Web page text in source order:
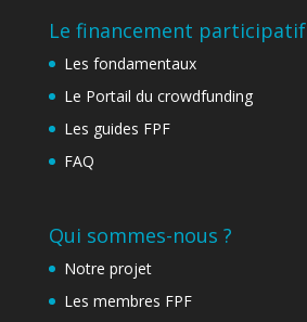
Le financement participatif
Les fondamentaux
Le Portail du crowdfunding
Les guides FPF
FAQ
Qui sommes-nous ?
Notre projet
Les membres FPF